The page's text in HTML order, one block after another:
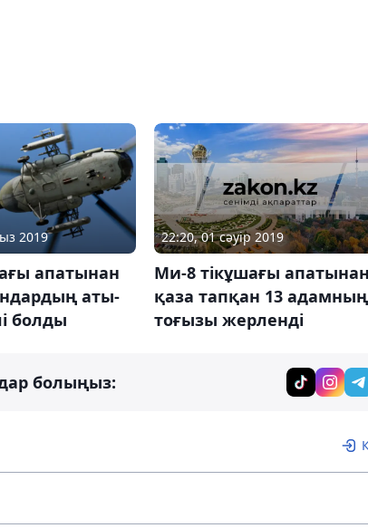
2019
апатынан
аты-
болды
22:20, 01 сәуір 2019
Ми-8 тікұшағы
қаза тапқан 13 адамның
тоғызы жерленді
болыңыз: